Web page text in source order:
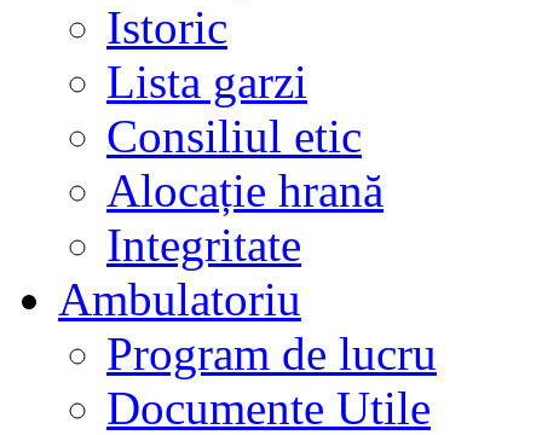
Istoric
Lista garzi
Consiliul etic
Alocație hrană
Integritate
Ambulatoriu
Program de lucru
Documente Utile